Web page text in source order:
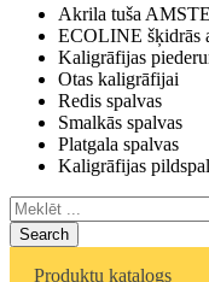
Akrila tuša
ECOLINE šķidrās
Kaligrāfijas
Otas kaligrāfijai
Redis spalvas
Smalkās spalvas
Platgala spalvas
Kaligrāfijas
Search
Produktu katalogs